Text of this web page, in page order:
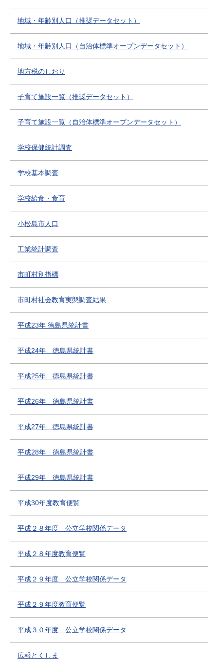
地域・年齢別人口（推奨データセット）
地域・年齢別人口（自治体標準オープンデータセット）
地方税のしおり
子育て施設一覧（推奨データセット）
子育て施設一覧（自治体標準オープンデータセット）
学校保健統計調査
学校基本調査
学校給食・食育
小松島市人口
工業統計調査
市町村別指標
市町村社会教育実態調査結果
平成23年 徳島県統計書
平成24年 徳島県統計書
平成25年 徳島県統計書
平成26年 徳島県統計書
平成27年 徳島県統計書
平成28年 徳島県統計書
平成29年 徳島県統計書
平成30年度教育便覧
平成２８年度 公立学校関係データ
平成２８年度教育便覧
平成２９年度 公立学校関係データ
平成２９年度教育便覧
平成３０年度 公立学校関係データ
広報とくしま